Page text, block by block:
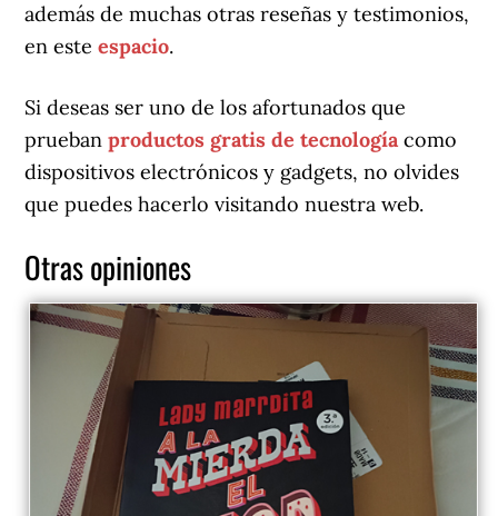
además de muchas otras reseñas y testimonios,
en esteespacio.
Si deseas ser uno de los afortunados que
pruebanproductos gratis de tecnología como
dispositivos electrónicos y gadgets, no olvides
que puedes hacerlo visitando nuestra web.
Otras opiniones